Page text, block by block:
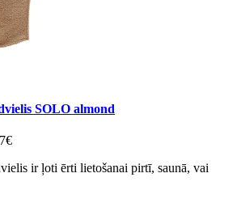
SOLO almond
ir ļoti ērti lietošanai pirtī, saunā, vai